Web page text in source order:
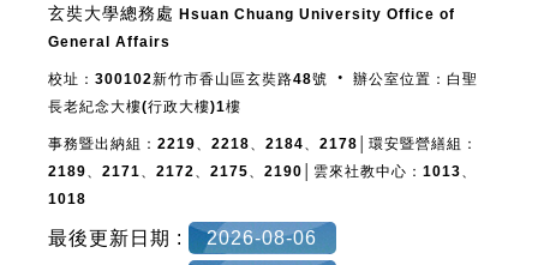
玄奘大學總務處 Hsuan Chuang University Office of
General Affairs
校址：300102新竹市香山區玄奘路48號 ‧ 辦公室位置：白聖
長老紀念大樓(行政大樓)1樓
事務暨出納組：2219、2218、2184、2178│環安暨營繕組：
2189、2171、2172、2175、2190│雲來社教中心：1013、
1018
最後更新日期 :
2026-08-06